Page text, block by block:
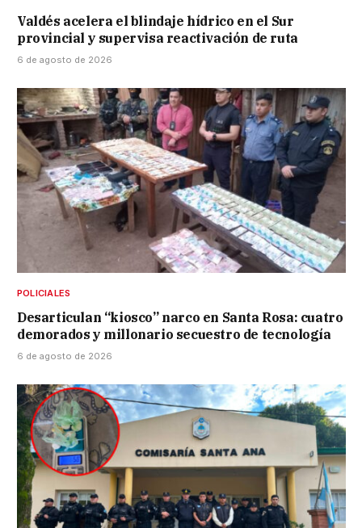
Valdés acelera el blindaje hídrico en el Sur
provincial y supervisa reactivación de ruta
6 de agosto de 2026
POLICIALES
Desarticulan “kiosco” narco en Santa Rosa: cuatro
demorados y millonario secuestro de tecnología
6 de agosto de 2026